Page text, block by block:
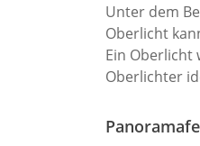
Unter dem
Oberlicht
Ein Oberlicht
Oberlichter